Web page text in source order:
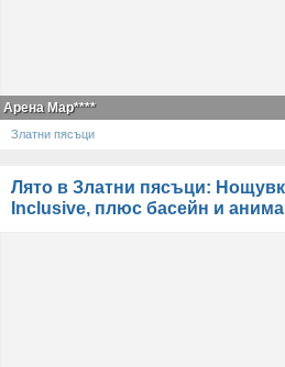
Арена Мар****
Златни пясъци
Лято в Златни пясъци:
Inclusive, плюс басейн и